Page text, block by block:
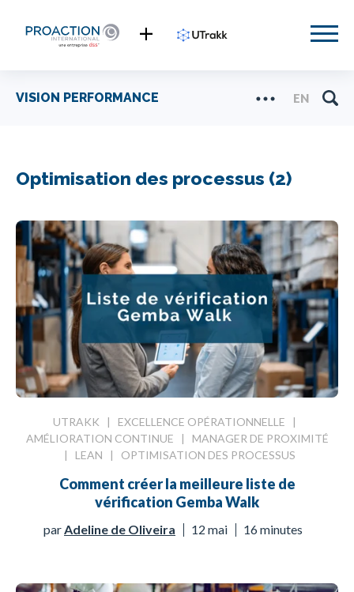
VISION PERFORMANCE EN
Optimisation des processus (2)
UTRAKK | EXCELLENCE OPÉRATIONNELLE |
AMÉLIORATION CONTINUE | MANAGER DE PROXIMITÉ
| LEAN | OPTIMISATION DES PROCESSUS
Comment créer la meilleure liste de
vérification Gemba Walk
par Adeline de Oliveira 12 mai 16 minutes